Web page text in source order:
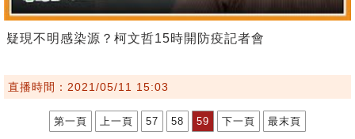
疑現不明感染源？柯文哲15時開防疫記者會
直播時間：2021/05/11 15:03
第一頁 上一頁 57 58 59 下一頁 最末頁